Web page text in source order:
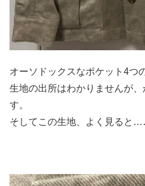
オーソドックスなポケット4つ
生地の出所はわかりませんが
す。
そしてこの生地、よく見ると